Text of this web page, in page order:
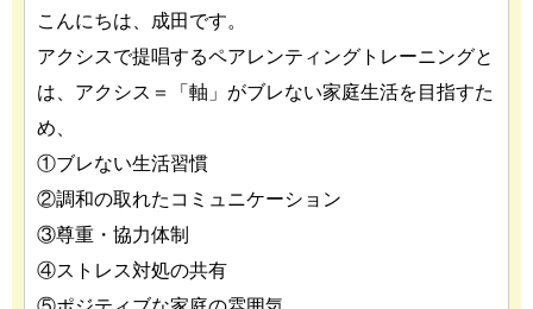
こんにちは、成田です。
アクシスで提唱するペアレンティングトレーニングと
は、アクシス＝「軸」がブレない家庭生活を目指すた
め、
①ブレない生活習慣
②調和の取れたコミュニケーション
③尊重・協力体制
④ストレス対処の共有